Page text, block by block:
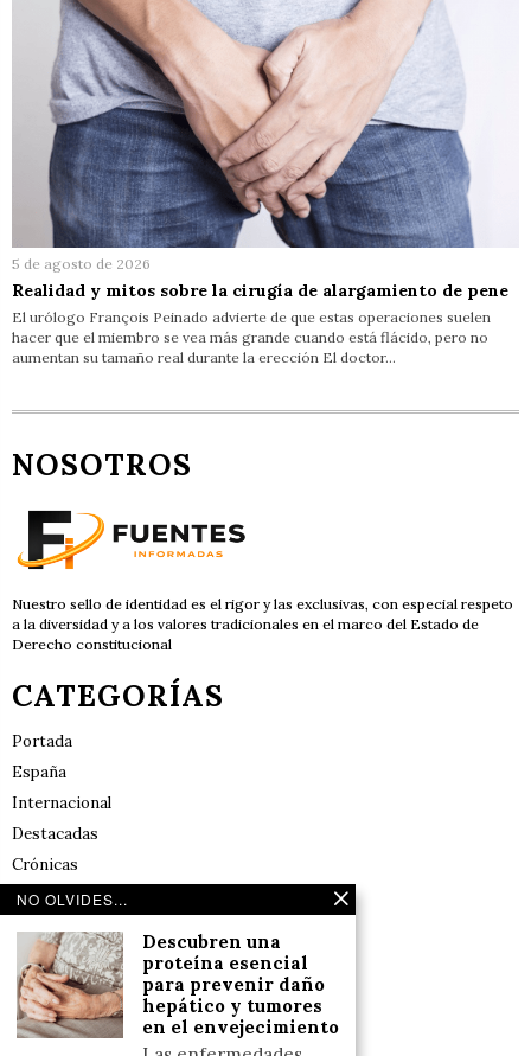
5 de agosto de 2026
Realidad y mitos sobre la cirugía de alargamiento de pene
El urólogo François Peinado advierte de que estas operaciones suelen
hacer que el miembro se vea más grande cuando está flácido, pero no
aumentan su tamaño real durante la erección El doctor…
NOSOTROS
Nuestro sello de identidad es el rigor y las exclusivas, con especial respeto
a la diversidad y a los valores tradicionales en el marco del Estado de
Derecho constitucional
CATEGORÍAS
Portada
España
Internacional
Destacadas
Crónicas
Noticias de deportes en España
Reflexiones
LINKS
NO OLVIDES...
Descubren una
proteína esencial
para prevenir daño
hepático y tumores
en el envejecimiento